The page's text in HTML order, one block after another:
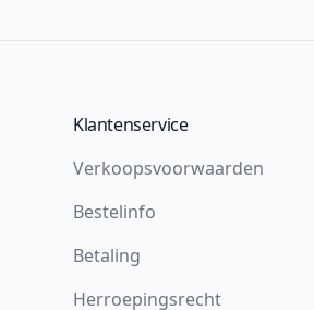
Klantenservice
Verkoopsvoorwaarden
Bestelinfo
Betaling
Herroepingsrecht